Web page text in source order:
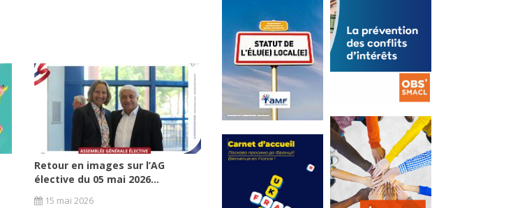
Retour en images sur l’AG
élective du 05 mai 2026...
15 mai 2026
Statut de
l’élu local
Mise à jour avril
2024
La
prévention
des conflits
d’intérêts
18 septembre 2023
FEUILLETER